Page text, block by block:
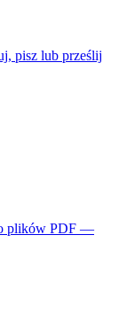
pisz lub prześlij
plików PDF —